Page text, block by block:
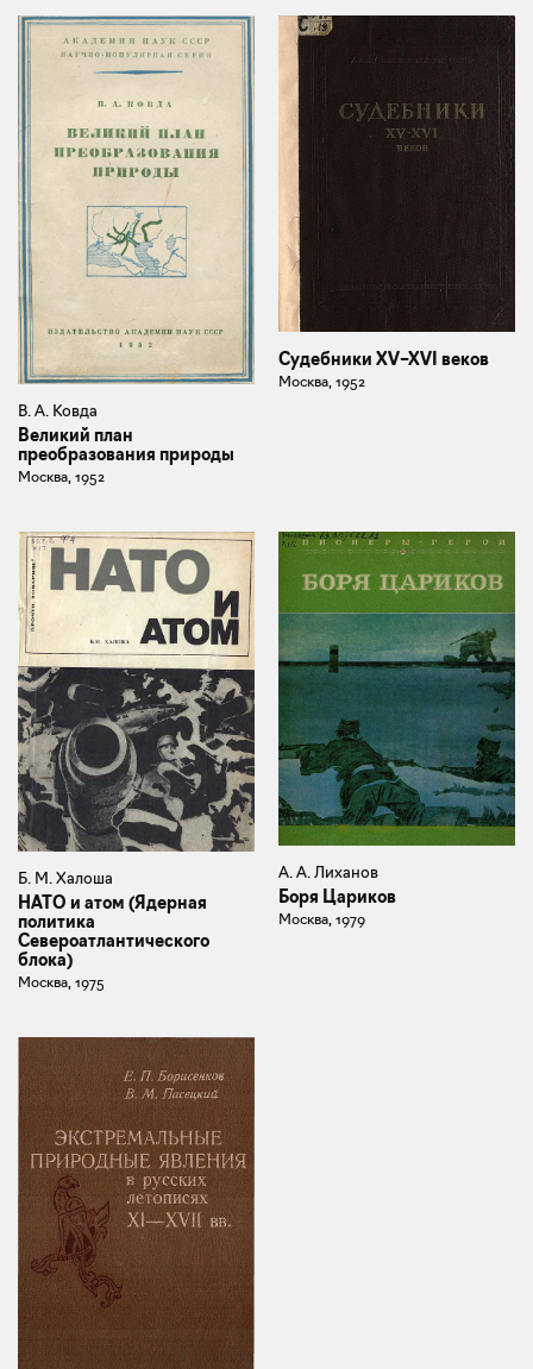
В. А. Ковда
Великий план
преобразования природы
Москва, 1952
Судебники XV–XVI веков
Москва, 1952
Б. М. Халоша
НАТО и атом (Ядерная
политика
Североатлантического
блока)
Москва, 1975
А. А. Лиханов
Боря Цариков
Москва, 1979